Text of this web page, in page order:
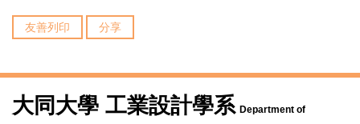
友善列印 分享
大同大學 工業設計學系 Department of